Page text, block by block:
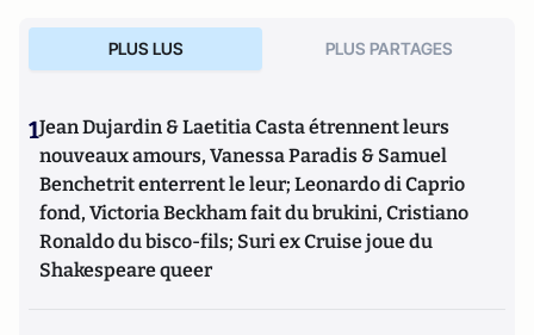
PLUS LUS PLUS PARTAGES
1Jean Dujardin & Laetitia Casta étrennent leurs
nouveaux amours, Vanessa Paradis & Samuel
Benchetrit enterrent le leur; Leonardo di Caprio
fond, Victoria Beckham fait du brukini, Cristiano
Ronaldo du bisco-fils; Suri ex Cruise joue du
Shakespeare queer